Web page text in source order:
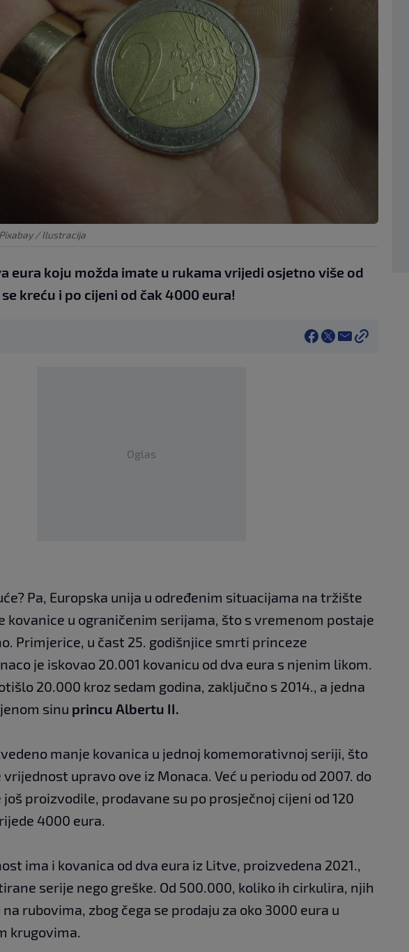
Pixabay / Ilustracija
eura koju možda imate u rukama vrijedi osjetno više od
kreću i po cijeni od čak 4000 eura!
Oglas
Pa, Europska unija u određenim situacijama na tržište
kovanice u ograničenim serijama, što s vremenom postaje
Primjerice, u čast 25. godišnjice smrti princeze
je iskovao 20.001 kovanicu od dva eura s njenim likom.
20.000 kroz sedam godina, zaključno s 2014., a jedna
sinu princu Albertu II.
manje kovanica u jednoj komemorativnoj seriji, što
upravo ove iz Monaca. Već u periodu od 2007. do
još proizvodile, prodavane su po prosječnoj cijeni od 120
4000 eura.
ima i kovanica od dva eura iz Litve, proizvedena 2021.,
serije nego greške. Od 500.000, koliko ih cirkulira, njih
rubovima, zbog čega se prodaju za oko 3000 eura u
krugovima.